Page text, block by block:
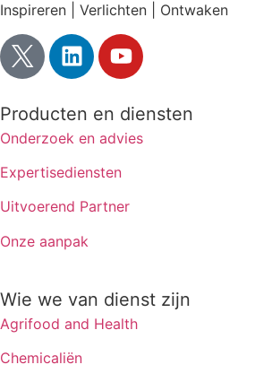
Inspireren | Verlichten | Ontwaken
Producten en diensten
Onderzoek en advies
Expertisediensten
Uitvoerend Partner
Onze aanpak
Wie we van dienst zijn
Agrifood and Health
Chemicaliën